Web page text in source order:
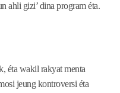
ahli gizi’ dina program éta.
éta wakil rakyat menta
jeung kontroversi éta